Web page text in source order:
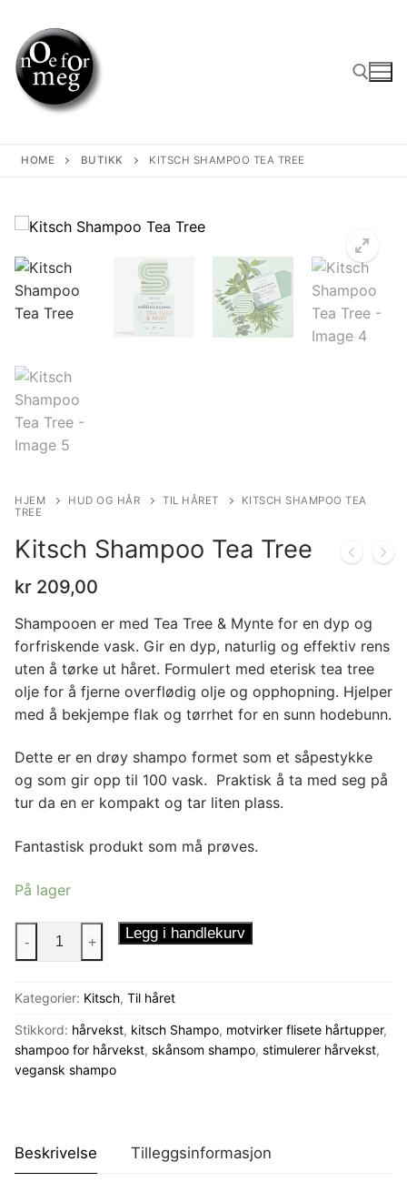
content
HOME BUTIKK KITSCH SHAMPOO TEA TREE
HJEM HUD OG HÅR TIL HÅRET
KITSCH SHAMPOO TEA
TREE
Kitsch Shampoo Tea Tree
kr 209,00
Shampooen er med Tea Tree & Mynte for en dyp og
forfriskende vask. Gir en dyp, naturlig og effektiv rens
uten å tørke ut håret. Formulert med eterisk tea tree
olje for å fjerne overflødig olje og opphopning. Hjelper
med å bekjempe flak og tørrhet for en sunn hodebunn.
Dette er en drøy shampo formet som et såpestykke
og som gir opp til 100 vask. Praktisk å ta med seg på
tur da en er kompakt og tar liten plass.
Fantastisk produkt som må prøves.
På lager
Shampoo
Tree
antall
- + Legg i handlekurv
Kategorier: Kitsch, Til håret
Stikkord: hårvekst, kitsch Shampo, motvirker flisete hårtupper,
shampoo for hårvekst, skånsom shampo, stimulerer hårvekst,
vegansk shampo
Beskrivelse Tilleggsinformasjon